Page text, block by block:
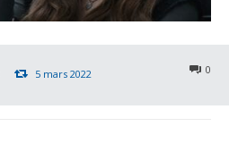
0
5 mars 2022